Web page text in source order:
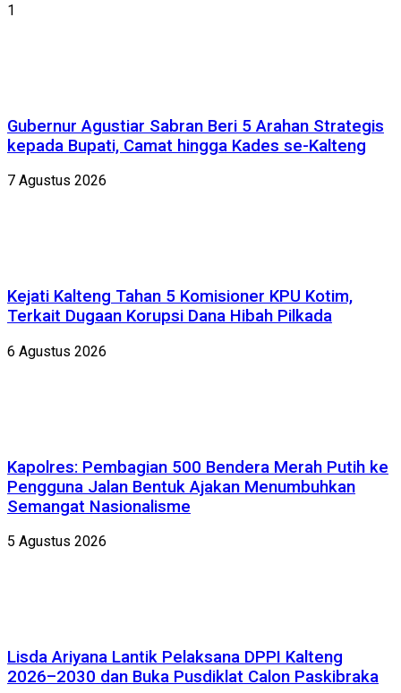
1
Gubernur Agustiar Sabran Beri 5 Arahan Strategis
kepada Bupati, Camat hingga Kades se-Kalteng
7 Agustus 2026
Kejati Kalteng Tahan 5 Komisioner KPU Kotim,
Terkait Dugaan Korupsi Dana Hibah Pilkada
6 Agustus 2026
Kapolres: Pembagian 500 Bendera Merah Putih ke
Pengguna Jalan Bentuk Ajakan Menumbuhkan
Semangat Nasionalisme
5 Agustus 2026
Lisda Ariyana Lantik Pelaksana DPPI Kalteng
2026–2030 dan Buka Pusdiklat Calon Paskibraka